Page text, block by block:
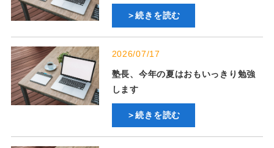
＞続きを読む
2026/07/17
塾長、今年の夏はおもいっきり勉強
します
＞続きを読む